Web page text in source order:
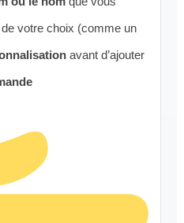
votre choix (comme un
avant d’ajouter